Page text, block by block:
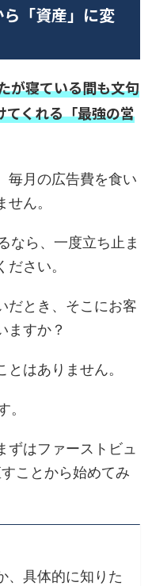
「資産」に変
が寝ている間も文句
てくれる「最強の営
毎月の広告費を食い
ん。
なら、一度立ち止ま
さい。
だとき、そこにお客
ますか？
はありません。
。
ずはファーストビュ
ことから始めてみ
、具体的に知りた